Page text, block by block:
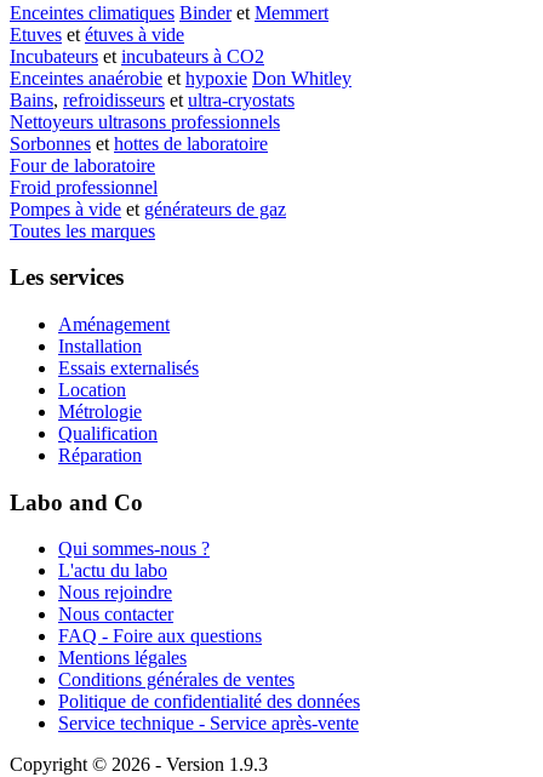
Enceintes climatiques Binderet Memmert
Etuves et étuves à vide
Incubateurs et incubateurs à CO2
Enceintes anaérobie et hypoxie Don Whitley
Bains, refroidisseurs et ultra-cryostats
Nettoyeurs ultrasons professionnels
Sorbonnes et hottes de laboratoire
Four de laboratoire
Froid professionnel
Pompes à vide et générateurs de gaz
Toutes les marques
Les services
Aménagement
Installation
Essais externalisés
Location
Métrologie
Qualification
Réparation
Labo and Co
Qui sommes-nous ?
L'actu du labo
Nous rejoindre
Nous contacter
FAQ - Foire aux questions
Mentions légales
Conditions générales de ventes
Politique de confidentialité des données
Service technique - Service après-vente
Copyright © 2026 - Version 1.9.3